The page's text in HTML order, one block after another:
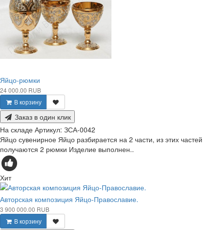
Яйцо-рюмки
24 000.00 RUB
В корзину
Заказ в один клик
На складе Артикул: ЗСА-0042
Яйцо сувенирное Яйцо разбирается на 2 части, из этих частей
получаются 2 рюмки Изделие выполнен..
Хит
Авторская композиция Яйцо-Православие.
3 900 000.00 RUB
В корзину